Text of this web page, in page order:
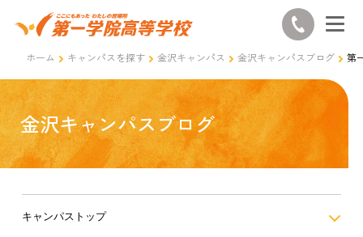
ホーム キャンパスを探す 金沢キャンパス 金沢キャンパスブログ 第
金沢キャンパスブログ
キャンパストップ